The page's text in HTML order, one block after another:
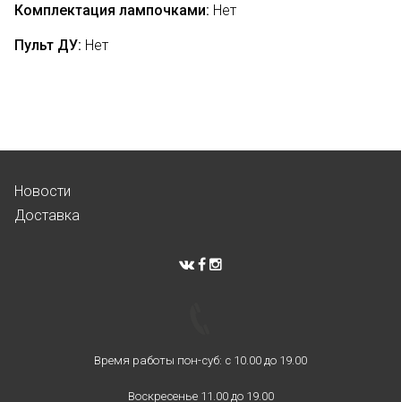
Комплектация лампочками: Нет
Пульт ДУ: Нет
Новости
Доставка
Время работы пон-суб: с 10.00 до 19.00
Воскресенье 11.00 до 19.00